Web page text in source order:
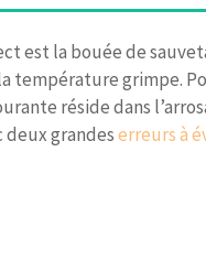
est la bouée de
température grimpe.
réside dans
grandeserreurs à